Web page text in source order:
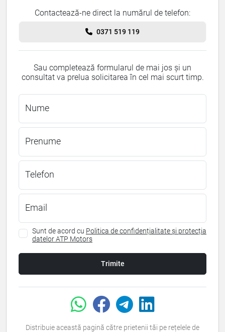
Contactează-ne direct la numărul de telefon:
0371 519 119
Sau completează formularul de mai jos și un
consultat va prelua solicitarea în cel mai scurt timp.
Nume
Prenume
Telefon
Email
Sunt de acord cu Politica de confidențialitate și protecția
datelor ATP Motors
Trimite
Distribuie această pagină către prietenii tăi pe rețelele de